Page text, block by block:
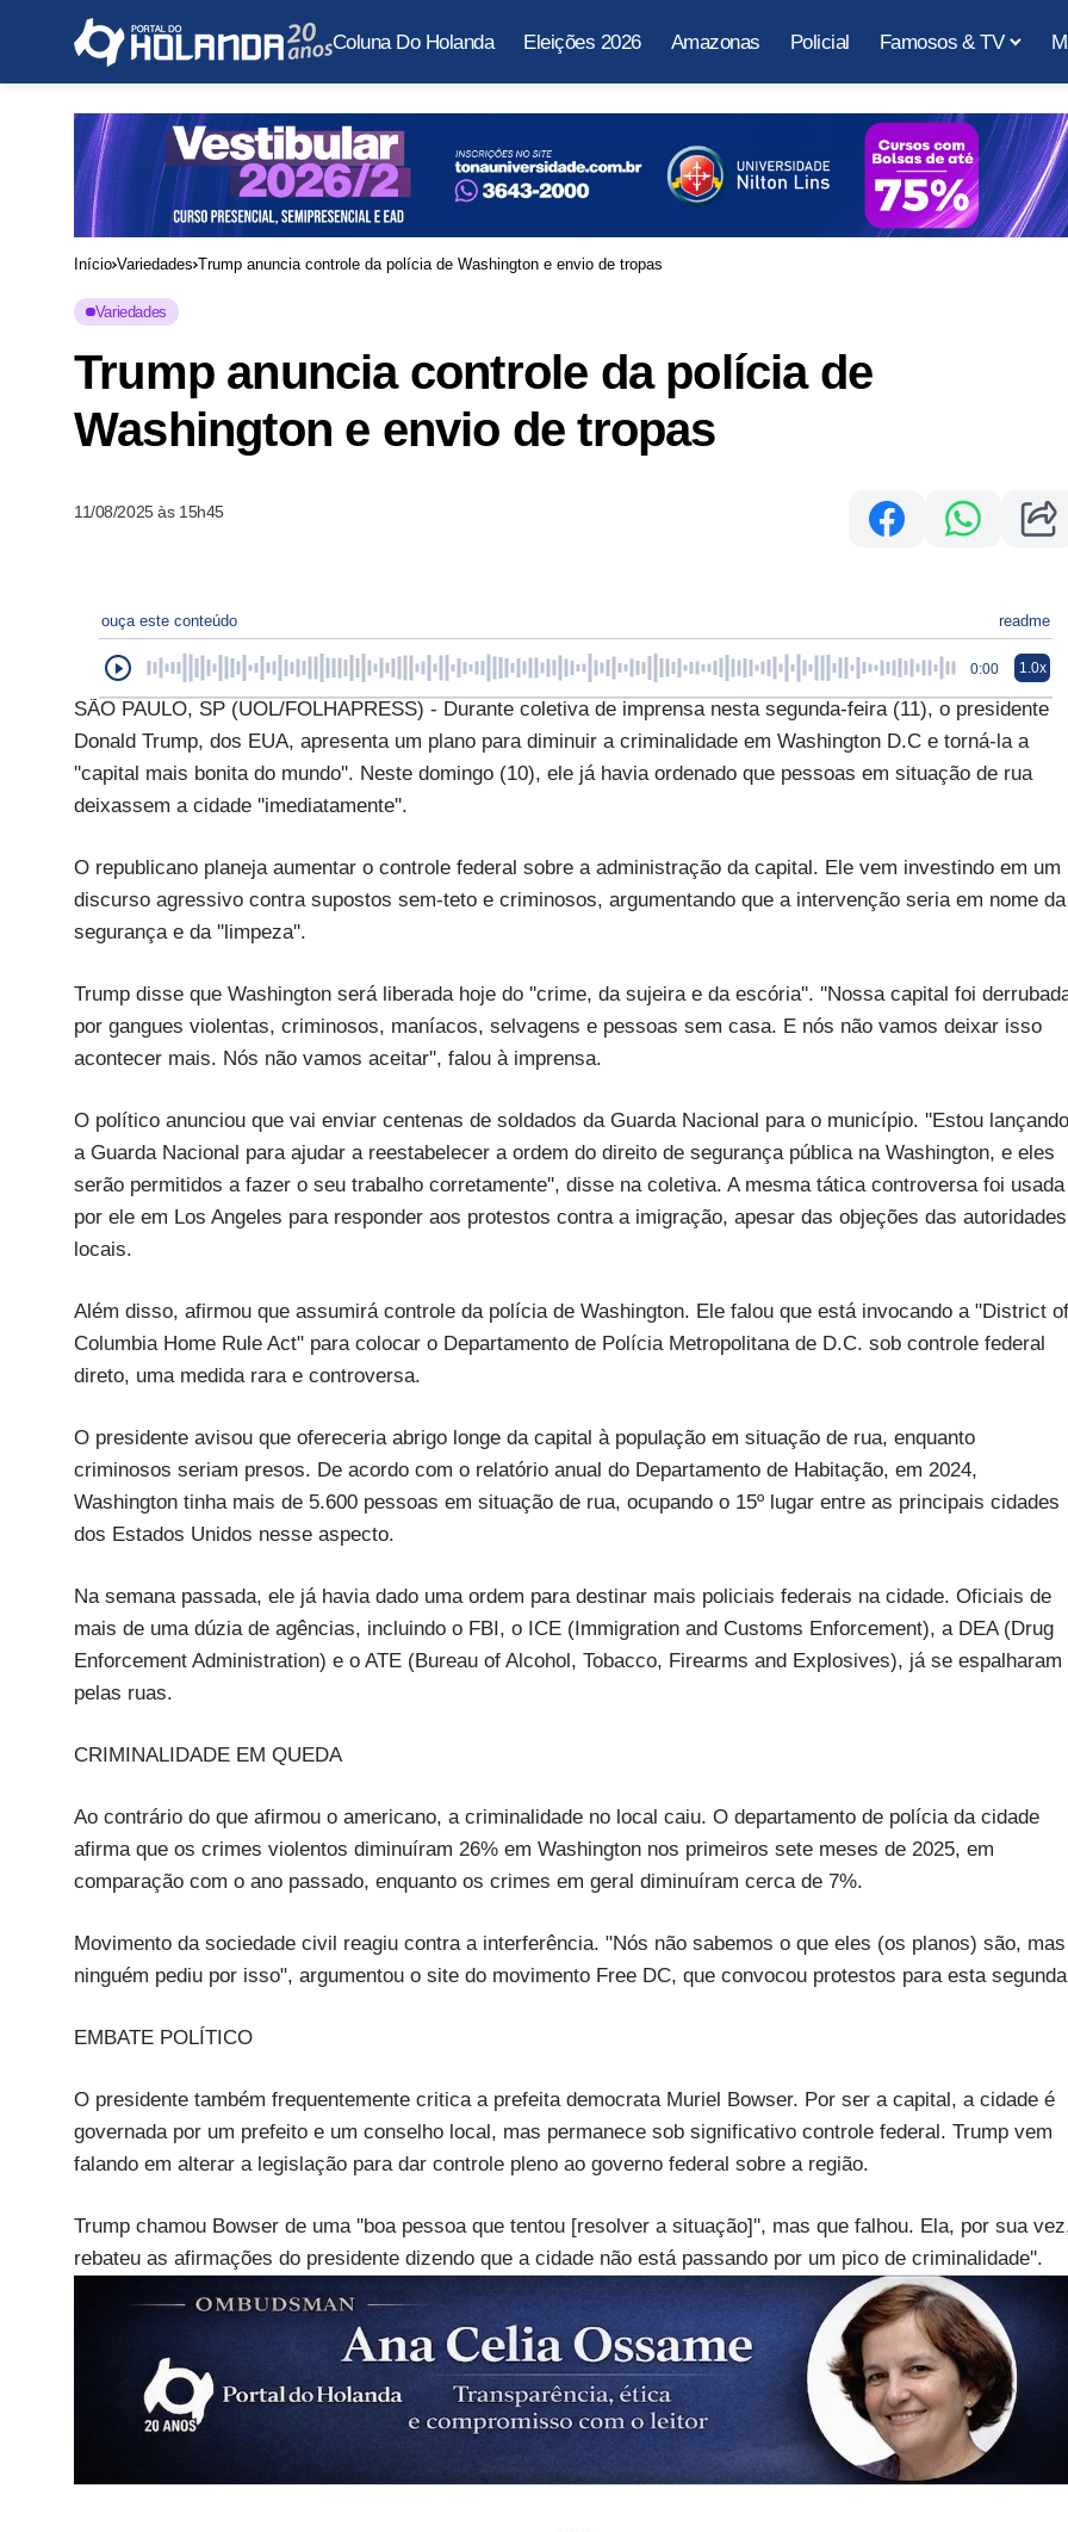
Coluna Do Holanda Eleições 2026 Amazonas Policial Famosos & TV
Início Variedades Trump anuncia controle da polícia de Washington e envio de tropas
Variedades
Trump anuncia controle da polícia de
Washington e envio de tropas
11/08/2025 às 15h45
ouça este conteúdo readme
0:00 1.0x
SÃO PAULO, SP (UOL/FOLHAPRESS) - Durante coletiva de imprensa nesta segunda-feira (11), o presidente
Donald Trump, dos EUA, apresenta um plano para diminuir a criminalidade em Washington D.C e torná-la a
''capital mais bonita do mundo''. Neste domingo (10), ele já havia ordenado que pessoas em situação de rua
deixassem a cidade ''imediatamente''.
O republicano planeja aumentar o controle federal sobre a administração da capital. Ele vem investindo em um
discurso agressivo contra supostos sem-teto e criminosos, argumentando que a intervenção seria em nome da
segurança e da ''limpeza''.
Trump disse que Washington será liberada hoje do ''crime, da sujeira e da escória''. ''Nossa capital foi
por gangues violentas, criminosos, maníacos, selvagens e pessoas sem casa. E nós não vamos deixar isso
acontecer mais. Nós não vamos aceitar'', falou à imprensa.
O político anunciou que vai enviar centenas de soldados da Guarda Nacional para o município. ''Estou lançando
a Guarda Nacional para ajudar a reestabelecer a ordem do direito de segurança pública na Washington, e eles
serão permitidos a fazer o seu trabalho corretamente'', disse na coletiva. A mesma tática controversa foi usada
por ele em Los Angeles para responder aos protestos contra a imigração, apesar das objeções das autoridades
locais.
Além disso, afirmou que assumirá controle da polícia de Washington. Ele falou que está invocando a "District of
Columbia Home Rule Act" para colocar o Departamento de Polícia Metropolitana de D.C. sob controle federal
direto, uma medida rara e controversa.
O presidente avisou que ofereceria abrigo longe da capital à população em situação de rua, enquanto
criminosos seriam presos. De acordo com o relatório anual do Departamento de Habitação, em 2024,
Washington tinha mais de 5.600 pessoas em situação de rua, ocupando o 15º lugar entre as principais cidades
dos Estados Unidos nesse aspecto.
Na semana passada, ele já havia dado uma ordem para destinar mais policiais federais na cidade. Oficiais de
mais de uma dúzia de agências, incluindo o FBI, o ICE (Immigration and Customs Enforcement), a DEA (Drug
Enforcement Administration) e o ATE (Bureau of Alcohol, Tobacco, Firearms and Explosives), já se espalharam
pelas ruas.
CRIMINALIDADE EM QUEDA
Ao contrário do que afirmou o americano, a criminalidade no local caiu. O departamento de polícia da cidade
afirma que os crimes violentos diminuíram 26% em Washington nos primeiros sete meses de 2025, em
comparação com o ano passado, enquanto os crimes em geral diminuíram cerca de 7%.
Movimento da sociedade civil reagiu contra a interferência. "Nós não sabemos o que eles (os planos) são, mas
ninguém pediu por isso", argumentou o site do movimento Free DC, que convocou protestos para esta
EMBATE POLÍTICO
O presidente também frequentemente critica a prefeita democrata Muriel Bowser. Por ser a capital, a cidade é
governada por um prefeito e um conselho local, mas permanece sob significativo controle federal. Trump vem
falando em alterar a legislação para dar controle pleno ao governo federal sobre a região.
Trump chamou Bowser de uma ''boa pessoa que tentou [resolver a situação]'', mas que falhou. Ela, por sua
rebateu as afirmações do presidente dizendo que a cidade não está passando por um pico de criminalidade''.